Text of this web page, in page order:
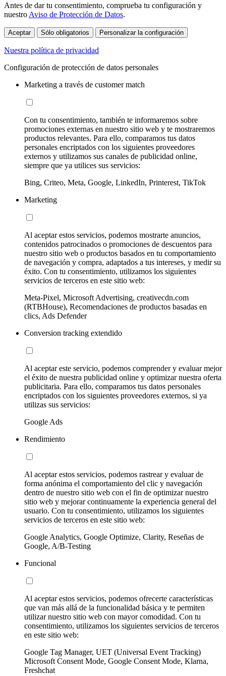
Antes de dar tu consentimiento, comprueba tu configuración y
nuestro Aviso de Protección de Datos.
Aceptar Sólo obligatorios Personalizar la configuración
Nuestra política de privacidad
Configuración de protección de datos personales
Marketing a través de customer match
Con tu consentimiento, también te informaremos sobre
promociones externas en nuestro sitio web y te mostraremos
productos relevantes. Para ello, comparamos tus datos
personales encriptados con los siguientes proveedores
externos y utilizamos sus canales de publicidad online,
siempre que ya utilices sus servicios:
Bing, Criteo, Meta, Google, LinkedIn, Printerest, TikTok
Marketing
Al aceptar estos servicios, podemos mostrarte anuncios,
contenidos patrocinados o promociones de descuentos para
nuestro sitio web o productos basados en tu comportamiento
de navegación y compra, adaptados a tus intereses, y medir su
éxito. Con tu consentimiento, utilizamos los siguientes
servicios de terceros en este sitio web:
Meta-Pixel, Microsoft Advertising, creativecdn.com
(RTBHouse), Recomendaciones de productos basadas en
clics, Ads Defender
Conversion tracking extendido
Al aceptar este servicio, podemos comprender y evaluar mejor
el éxito de nuestra publicidad online y optimizar nuestra oferta
publicitaria. Para ello, comparamos tus datos personales
encriptados con los siguientes proveedores externos, si ya
utilizas sus servicios:
Google Ads
Rendimiento
Al aceptar estos servicios, podemos rastrear y evaluar de
forma anónima el comportamiento del clic y navegación
dentro de nuestro sitio web con el fin de optimizar nuestro
sitio web y mejorar continuamente la experiencia general del
usuario. Con tu consentimiento, utilizamos los siguientes
servicios de terceros en este sitio web:
Google Analytics, Google Optimize, Clarity, Reseñas de
Google, A/B-Testing
Funcional
Al aceptar estos servicios, podemos ofrecerte características
que van más allá de la funcionalidad básica y te permiten
utilizar nuestro sitio web con mayor comodidad. Con tu
consentimiento, utilizamos los siguientes servicios de terceros
en este sitio web:
Google Tag Manager, UET (Universal Event Tracking)
Microsoft Consent Mode, Google Consent Mode, Klarna,
Freshchat